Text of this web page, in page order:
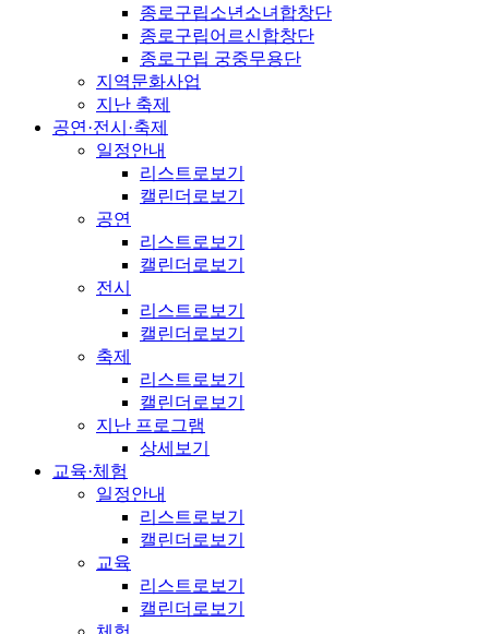
종로구립소년소녀합창단
종로구립어르신합창단
종로구립 궁중무용단
지역문화사업
지난 축제
공연·전시·축제
일정안내
리스트로보기
캘린더로보기
공연
리스트로보기
캘린더로보기
전시
리스트로보기
캘린더로보기
축제
리스트로보기
캘린더로보기
지난 프로그램
상세보기
교육·체험
일정안내
리스트로보기
캘린더로보기
교육
리스트로보기
캘린더로보기